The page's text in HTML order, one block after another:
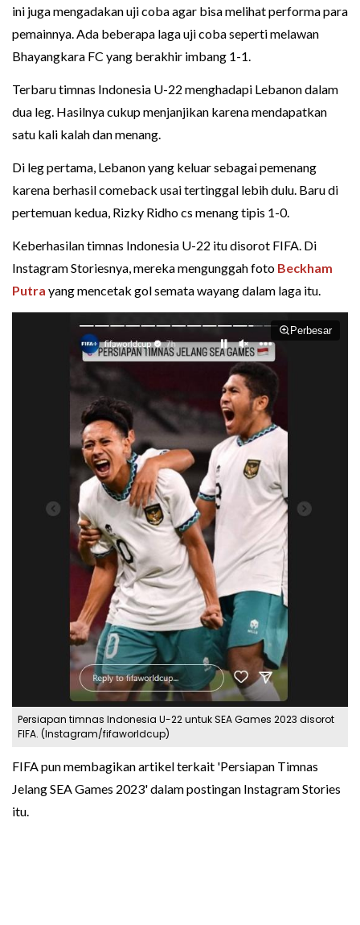
ini juga mengadakan uji coba agar bisa melihat performa para
pemainnya. Ada beberapa laga uji coba seperti melawan
Bhayangkara FC yang berakhir imbang 1-1.
Terbaru timnas Indonesia U-22 menghadapi Lebanon dalam
dua leg. Hasilnya cukup menjanjikan karena mendapatkan
satu kali kalah dan menang.
Di leg pertama, Lebanon yang keluar sebagai pemenang
karena berhasil comeback usai tertinggal lebih dulu. Baru di
pertemuan kedua, Rizky Ridho cs menang tipis 1-0.
Keberhasilan timnas Indonesia U-22 itu disorot FIFA. Di
Instagram Storiesnya, mereka mengunggah foto Beckham
Putra yang mencetak gol semata wayang dalam laga itu.
Perbesar
Persiapan timnas Indonesia U-22 untuk SEA Games 2023 disorot
FIFA. (Instagram/fifaworldcup)
FIFA pun membagikan artikel terkait 'Persiapan Timnas
Jelang SEA Games 2023' dalam postingan Instagram Stories
itu.